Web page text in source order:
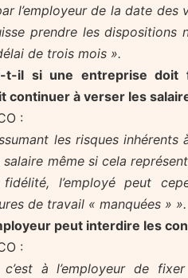
l’employeur de la date
prendre les dispositions
de trois mois ».
t-il si une entreprise doit
continuer à verser les
:
les risques
même si cela
fidélité, l’employé peut
de travail « manquées » ».
peut interdire les
:
à l’employeur de